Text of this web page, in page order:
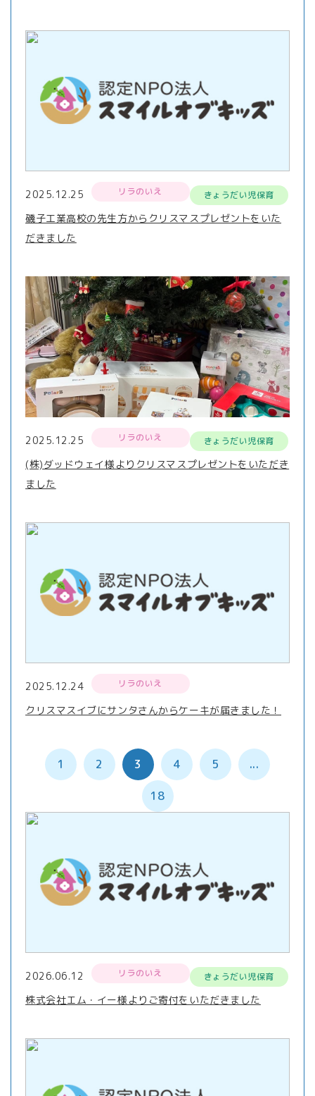
2025.12.25 リラのいえ きょうだい児保育
磯子工業高校の先生方からクリスマスプレゼントをいた
だきました
2025.12.25 リラのいえ きょうだい児保育
(株)ダッドウェイ様よりクリスマスプレゼントをいただき
ました
2025.12.24 リラのいえ
クリスマスイブにサンタさんからケーキが届きました！
1 2 3 4 5 ...
18
2026.06.12 リラのいえ きょうだい児保育
株式会社エム・イー様よりご寄付をいただきました